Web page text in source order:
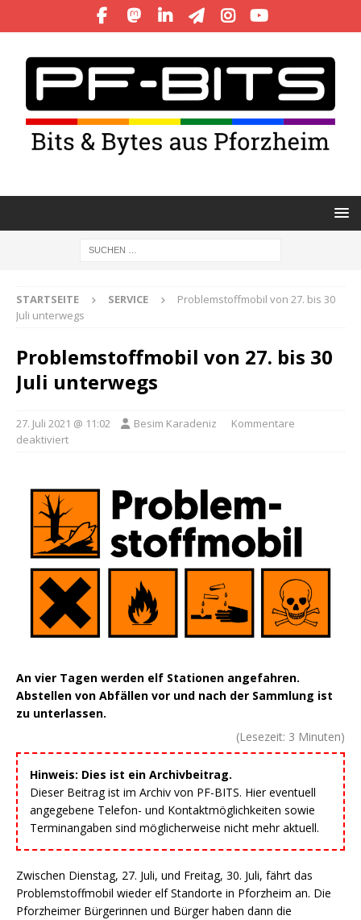
STARTSEITE SERVICE
Problemstoffmobil von 27. bis 30
Juli unterwegs
Problemstoffmobil von 27. bis 30
Juli unterwegs
27. Juli 2021 @ 11:02 Besim Karadeniz
Kommentare
deaktiviert
An vier Tagen werden elf Stationen angefahren.
Abstellen von Abfällen vor und nach der Sammlung ist
zu unterlassen.
(Lesezeit: 3 Minuten)
Hinweis: Dies ist ein Archivbeitrag.
Dieser Beitrag ist im Archiv von PF-BITS. Hier eventuell
angegebene Telefon- und Kontaktmöglichkeiten sowie
Terminangaben sind möglicherweise nicht mehr aktuell.
Zwischen Dienstag, 27. Juli, und Freitag, 30. Juli, fährt das
Problemstoffmobil wieder elf Standorte in Pforzheim an. Die
Pforzheimer Bürgerinnen und Bürger haben dann die